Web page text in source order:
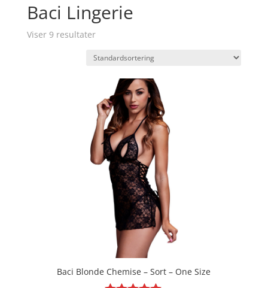
Baci Lingerie
Viser 9 resultater
Baci Blonde Chemise – Sort – One Size